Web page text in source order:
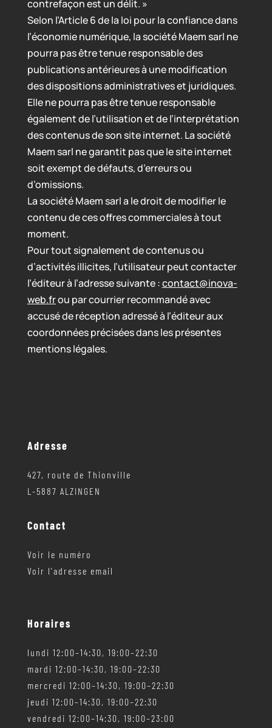
contrefaçon est un délit. »
Selon l’Article 6 de la loi pour la confiance dans
l’économie numérique, la société Maem sarl ne
pourra pas être tenue responsable des
publications antérieures à une modification
des dispositions administratives et juridiques.
Elle ne pourra pas être tenue responsable
également de l’utilisation et de l’interprétation
des contenus de son site internet. La société
Maem sarl ne garantit pas que le site internet
soit exempt de défauts, d’erreurs ou
d’omissions.
La société Maem sarl a le droit de modifier le
contenu de ces offres commerciales à tout
moment.
Pour tout signalement de contenus ou
d’activités illicites, l’utilisateur peut contacter
l’éditeur à l’adresse suivante :contact@inova-
web.frou par courrier recommandé avec
accusé de réception adressé à l’éditeur aux
coordonnées précisées dans les présentes
mentions légales.
Adresse
427, route de Thionville
L-5887 ALZINGEN
Contact
Voir le numéro
Voir l'adresse email
Horaires
lundi 12:00–14:30, 19:00–22:30
mardi 12:00–14:30, 19:00–22:30
mercredi 12:00–14:30, 19:00–22:30
jeudi 12:00–14:30, 19:00–22:30
vendredi 12:00–14:30, 19:00–23:00